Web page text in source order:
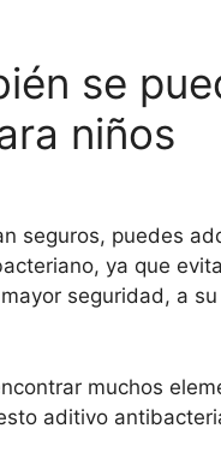
se
niños
seguros, puedes
ya que
seguridad, a
muchos
aditivo